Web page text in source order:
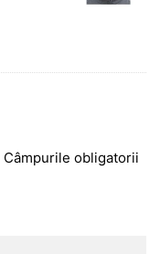
Câmpurile obligatorii